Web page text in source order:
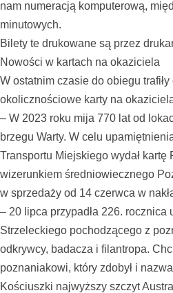
nam numeracją komputerową,
minutowych.
Bilety te drukowane są przez
Nowości w kartach na okaziciela
W ostatnim czasie do obiegu
okolicznościowe karty na
– W 2023 roku mija 770 lat od
brzegu Warty. W celu
Transportu Miejskiego wydał kartę
wizerunkiem średniowiecznego
w sprzedaży od 14 czerwca w
– 20 lipca przypadła 226. rocznica
Strzeleckiego pochodzącego z
odkrywcy, badacza i filantropa.
poznaniakowi, który zdobył i
Kościuszki najwyższy szczyt